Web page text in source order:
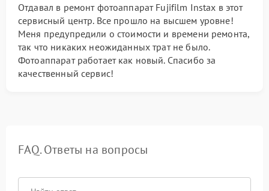
Отдавал в ремонт фотоаппарат Fujifilm Instax в этот
сервисный центр. Все прошло на высшем уровне!
Меня предупредили о стоимости и времени ремонта,
так что никаких неожиданных трат не было.
Фотоаппарат работает как новый. Спасибо за
качественный сервис!
FAQ. Ответы на вопросы